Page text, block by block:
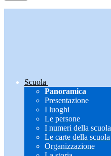
Scuola
Panoramica
Presentazione
I luoghi
Le persone
I numeri della scuola
Le carte della scuola
Organizzazione